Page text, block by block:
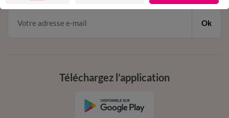
Ok
Téléchargez l’application